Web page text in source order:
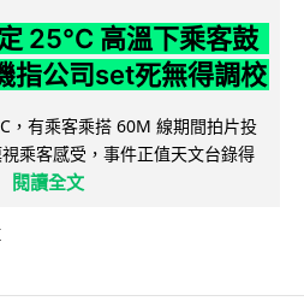
25°C 高溫下乘客鼓
指公司set死無得調校
，有乘客乘搭 60M 線期間拍片投
乘客感受，事件正值天文台錄得
閱讀全文